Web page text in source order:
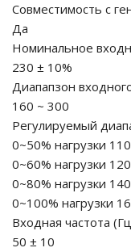
ИБП
для газовых и
питания
котла
Совместимость с
Да
Номинальное
230 ± 10%
Диапапзон
160 ~ 300
Регулируемый
0~50% нагрузки 110
0~60% нагрузки 120
0~80% нагрузки 140
0~100% нагрузки
Входная частота (Гц
50 ± 10